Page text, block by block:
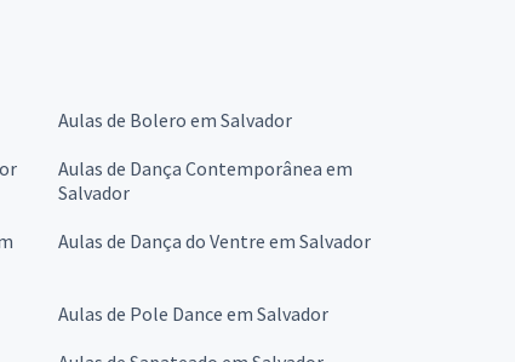
Aulas de Bolero em Salvador
Aulas de Dança Contemporânea em
Salvador
Aulas de Dança do Ventre em Salvador
Aulas de Pole Dance em Salvador